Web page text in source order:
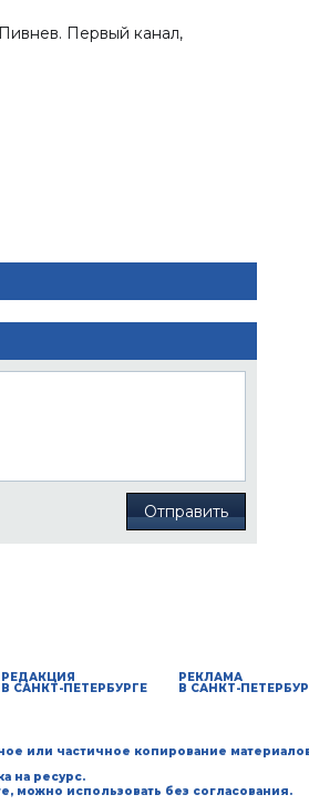
Первый канал,
Отправить
РЕДАКЦИЯ
В САНКТ-ПЕТЕРБУРГЕ
РЕКЛАМА
В САНКТ-
или частичное копирование
на ресурс.
можно использовать без согласования.